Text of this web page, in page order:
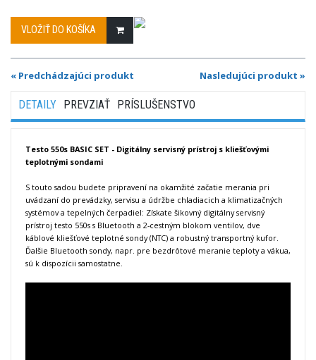
VLOŽIŤ DO KOŠÍKA
« Predchádzajúci produkt Nasledujúci produkt »
DETAILY PREVZIAŤ PRÍSLUŠENSTVO
Testo 550s BASIC SET - Digitálny servisný prístroj s kliešťovými
teplotnými sondami
S touto sadou budete pripravení na okamžité začatie merania pri
uvádzaní do prevádzky, servisu a údržbe chladiacich a klimatizačných
systémov a tepelných čerpadiel: Získate šikovný digitálny servisný
prístroj testo 550s s Bluetooth a 2-cestným blokom ventilov, dve
káblové kliešťové teplotné sondy (NTC) a robustný transportný kufor.
Ďalšie Bluetooth sondy, napr. pre bezdrôtové meranie teploty a vákua,
sú k dispozícii samostatne.